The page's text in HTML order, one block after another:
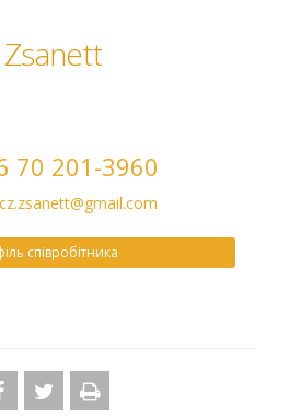
70 201-3960
співробітника